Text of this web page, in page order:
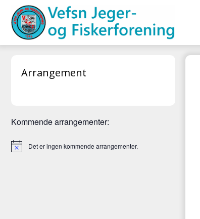
Hopp
innhold
Arrangement
Kommende arrangementer:
Det er ingen kommende arrangementer.